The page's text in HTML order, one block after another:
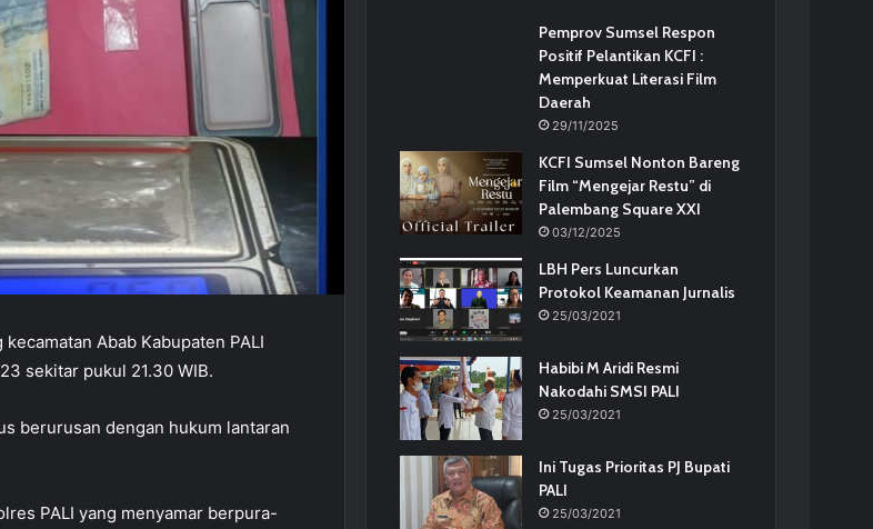
Abab Kabupaten PALI
sekitar pukul 21.30 WIB.
berurusan dengan hukum lantaran
PALI yang menyamar berpura-
Pemprov Sumsel Respon
Positif Pelantikan KCFI :
Memperkuat Literasi Film
Daerah
29/11/2025
KCFI Sumsel Nonton Bareng
Film “Mengejar Restu” di
Palembang Square XXI
03/12/2025
LBH Pers Luncurkan
Protokol Keamanan Jurnalis
25/03/2021
Habibi M Aridi Resmi
Nakodahi SMSI PALI
25/03/2021
Ini Tugas Prioritas PJ Bupati
PALI
25/03/2021